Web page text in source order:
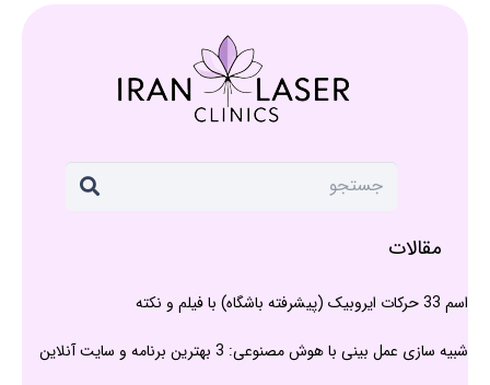
مقالات
اسم 33 حرکات ایروبیک (پیشرفته باشگاه) با فیلم و نکته
شبیه سازی عمل بینی با هوش مصنوعی: 3 بهترین برنامه و سایت آنلاین